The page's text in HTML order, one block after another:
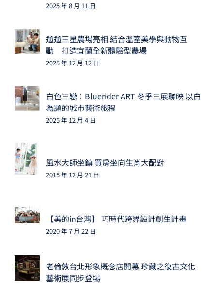
2025 年 8 月 11 日
遛遛三星農場亮相 結合溫室美學與動物互
動 打造宜蘭全新體驗型農場
2025 年 12 月 12 日
白色三戀：Bluerider ART 冬季三展聯映 以白
為題的城市藝術旅程
2025 年 12 月 4 日
風水大師坐鎮 買房坐向生肖大配對
2015 年 12 月 21 日
【美的in台灣】 巧時代跨界設計創生計畫
2020 年 7 月 22 日
老倫敦台北形象概念店開幕 珍藏之復古文化
藝術展同步登場